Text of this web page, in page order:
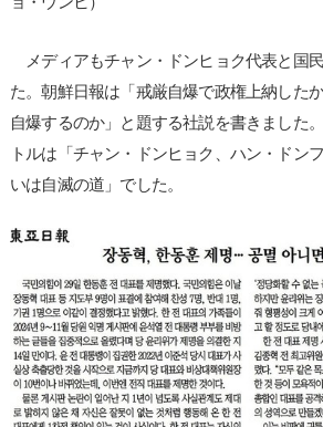
メディアもチャン・ドンヒョク代表と国
た。朝鮮日報は「戒厳自爆で政権上納した
自爆するのか」と題する社説を書きました
トルは「チャン・ドンヒョク、ハン・ドン
いは自滅の道」でした。